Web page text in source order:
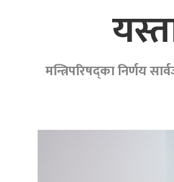
मन्त्रिपरिषद्का निर्णय